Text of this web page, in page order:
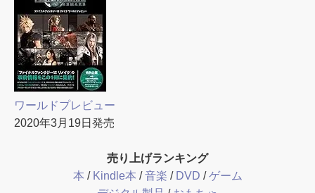
ワールドプレビュー
2020年3月19日発売
売り上げランキング
本 / Kindle本 /音楽 / DVD /ゲーム